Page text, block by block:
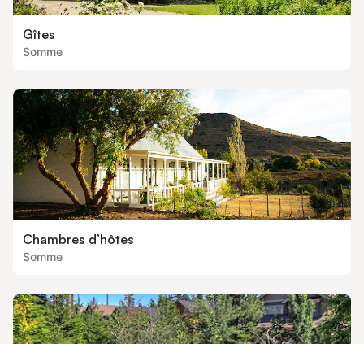
Gîtes
Somme
Chambres d’hôtes
Somme